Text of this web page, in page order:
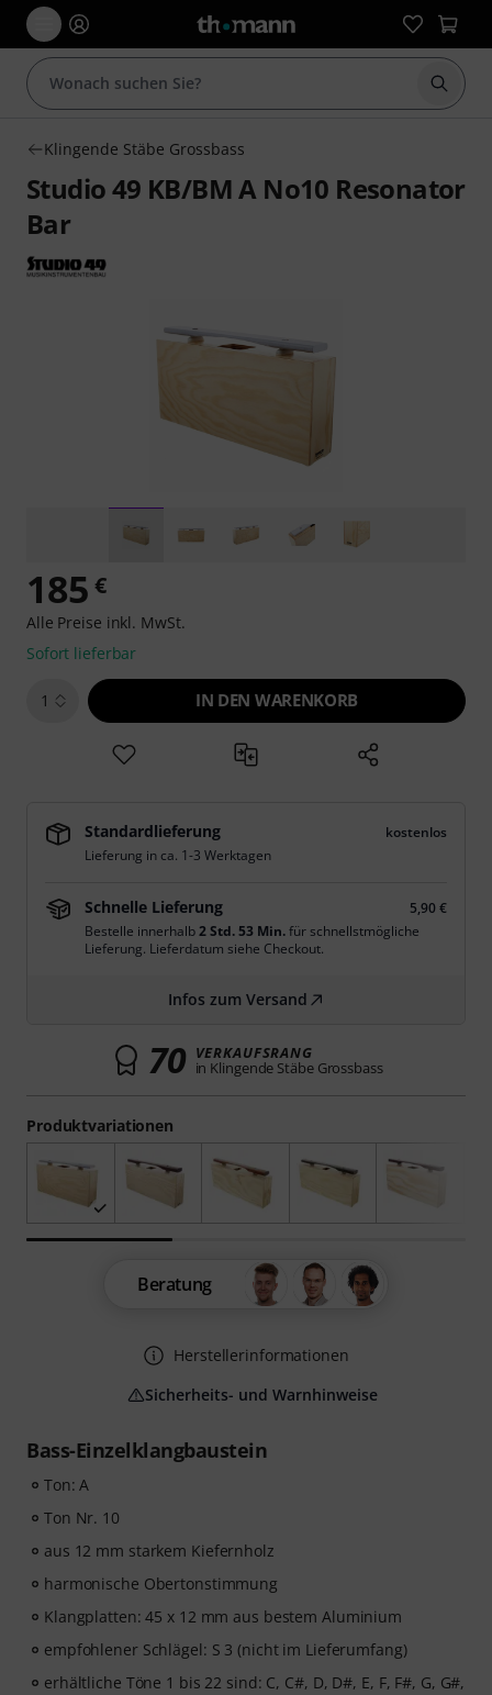
Suche
Klingende Stäbe Grossbass
Studio 49 KB/BM A No10 Resonator
Bar
Bass-Einzelklangbaustein
Ton: A
Ton Nr. 10
aus 12 mm starkem Kiefernholz
harmonische Obertonstimmung
Klangplatten: 45 x 12 mm aus bestem Aluminium
empfohlener Schlägel: S 3 (nicht im Lieferumfang)
erhältliche Töne 1 bis 22 sind: C, C#, D, D#, E, F, F#, G, G#,
Produktvariationen
185 €
Alle Preise inkl. MwSt.
Sofort lieferbar
1 IN DEN WARENKORB
Standardlieferung
kostenlos
Lieferung in ca. 1-3 Werktagen
Schnelle Lieferung
5,90 €
Bestelle innerhalb2 Std. 53 Min.für schnellstmögliche
Lieferung. Lieferdatum siehe Checkout.
Infos zum Versand
70 VERKAUFSRANG
in Klingende Stäbe Grossbass
Beratung
Herstellerinformationen
Sicherheits- und Warnhinweise